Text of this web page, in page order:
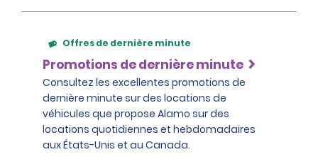
Offres de dernière minute
Promotions de dernière minute
Consultez les excellentes promotions de
dernière minute sur des locations de
véhicules que propose Alamo sur des
locations quotidiennes et hebdomadaires
aux États-Unis et au Canada.